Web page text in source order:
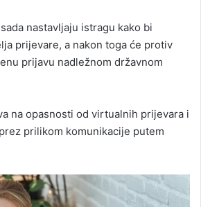
nastavljaju istragu kako bi
prijevare, a nakon toga će protiv
prijavu nadležnom državnom
na opasnosti od virtualnih prijevara i
prilikom komunikacije putem